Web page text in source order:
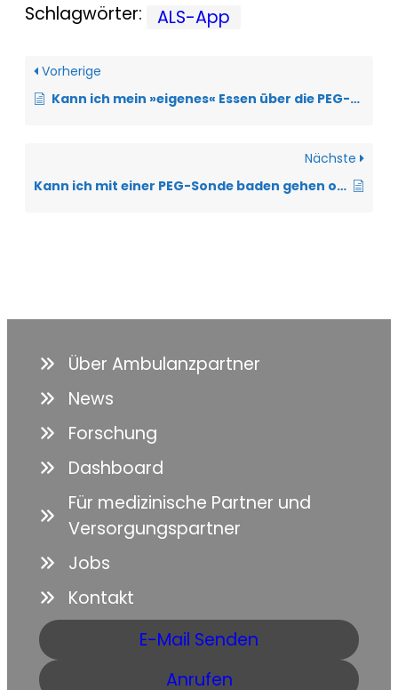
Schlagwörter: ALS-App
Vorherige
Kann ich mein »eigenes« Essen über die PEG-Sonde verabreichen?
Nächste
Kann ich mit einer PEG-Sonde baden gehen oder duschen?
Über Ambulanzpartner
News
Forschung
Dashboard
Für medizinische Partner und
Versorgungspartner
Jobs
Kontakt
E-Mail Senden
Anrufen